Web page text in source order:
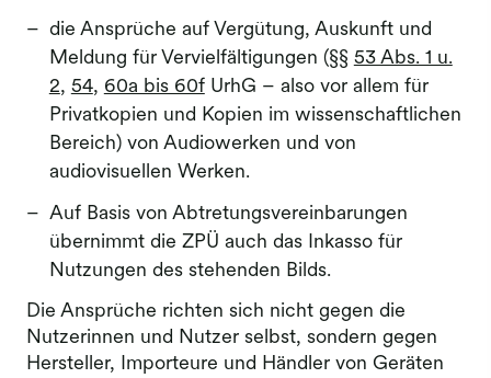
die Ansprüche auf Vergütung, Auskunft und
Meldung für Vervielfältigungen (§§ 53 Abs. 1 u.
2, 54, 60a bis 60fUrhG – also vor allem für
Privatkopien und Kopien im wissenschaftlichen
Bereich) von Audiowerken und von
audiovisuellen Werken.
Auf Basis von Abtretungsvereinbarungen
übernimmt die ZPÜ auch das Inkasso für
Nutzungen des stehenden Bilds.
Die Ansprüche richten sich nicht gegen die
Nutzerinnen und Nutzer selbst, sondern gegen
Hersteller, Importeure und Händler von Geräten